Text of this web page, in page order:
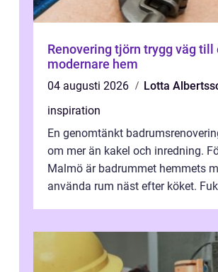
Renovering tjörn trygg väg till ett
modernare hem
04 augusti 2026
Lotta
inspiration
En genomtänkt
om mer än kakel och inredning.
Malmö är badrummet hemmets
använda rum näst efter köket.